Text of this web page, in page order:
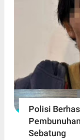
Polisi
Sebatung